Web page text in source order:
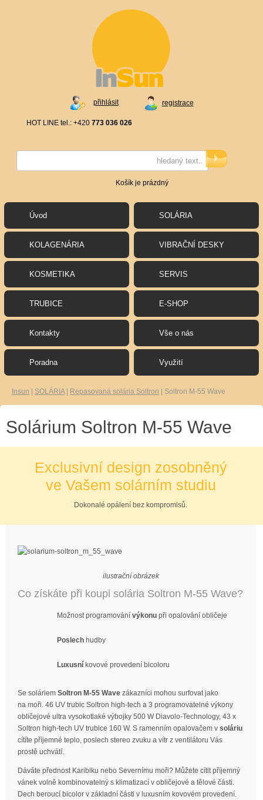
registrace
přihlásit
HOT LINE tel.: +420 773 036 026
Košík je prázdný
Úvod SOLÁRIA
KOLAGENÁRIA VIBRAČNÍ DESKY
KOSMETIKA SERVIS
TRUBICE E-SHOP
Kontakty Vše o nás
Poradna Využití
Insun SOLÁRIA| Repasovaná solária Soltron Soltron M-55 Wave
Solárium Soltron M-55 Wave
Exclusivní design zosobněný
ve Vašem solárním studiu
Dokonalé opálení bez kompromisů.
ilustrační obrázek
Co získáte při koupi solária Soltron M-55 Wave?
Možnost programování výkonu při opalování obličeje
Poslech hudby
Luxusní kovové provedení bicoloru
Se soláriem Soltron M-55 Wave zákazníci mohou surfovat jako
na moři. 46 UV trubic Soltron high-tech a 3 programovatelné výkony
obličejové ultra vysokotlaké výbojky 500 W Diavolo-Technology, 43 x
Soltron high-tech UV trubice 160 W. S ramenním opalovačem v soláriu
cítíte příjemné teplo, poslech stereo zvuku a vítr z ventilátoru Vás
prostě uchvátí.
Dáváte přednost Karibiku nebo Severnímu moři? Můžete cítit příjemný
vánek volně kombinovatelný s klimatizací v obličejové a tělové části.
Dech beroucí bicolor v základní části v luxusním kovovém provedení.